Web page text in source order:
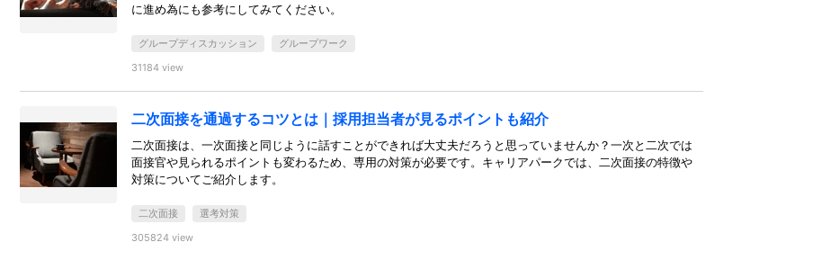
に進め為にも参考にしてみてください。
グループディスカッション
グループワーク
31184 view
二次面接を通過するコツとは｜採用担当者が見るポイントも紹介
二次面接は、一次面接と同じように話すことができれば大丈夫だろうと思っていませんか？一次と二次では
面接官や見られるポイントも変わるため、専用の対策が必要です。キャリアパークでは、二次面接の特徴や
対策についてご紹介します。
二次面接
選考対策
305824 view